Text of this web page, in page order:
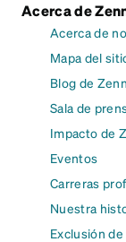
Acerca de
Acerca de
Mapa del
Blog de
Sala de
Impacto de
Eventos
Carreras
Nuestra
Exclusión